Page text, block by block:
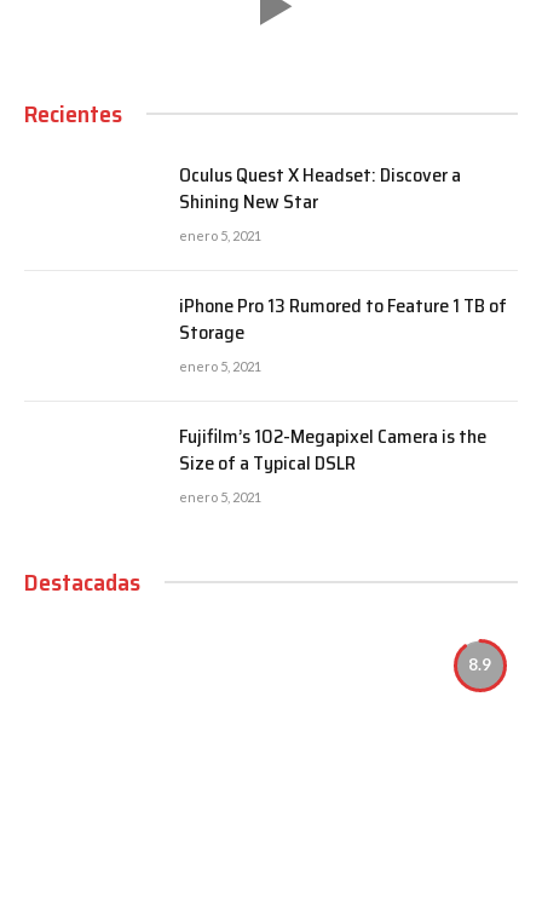
Recientes
Oculus Quest X Headset: Discover a
Shining New Star
enero 5, 2021
iPhone Pro 13 Rumored to Feature 1 TB of
Storage
enero 5, 2021
Fujifilm’s 102-Megapixel Camera is the
Size of a Typical DSLR
enero 5, 2021
Destacadas
8.9